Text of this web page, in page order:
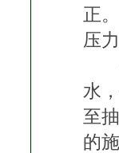
正
压
4.
水
至
的